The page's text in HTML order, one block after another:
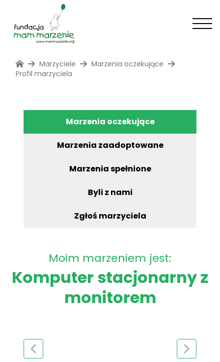
Marzyciele
Marzenia oczekujące
Profil marzyciela
Marzenia oczekujące
Marzenia zaadoptowane
Marzenia spełnione
Byli z nami
Zgłoś marzyciela
Moim marzeniem jest:
Komputer stacjonarny z
monitorem